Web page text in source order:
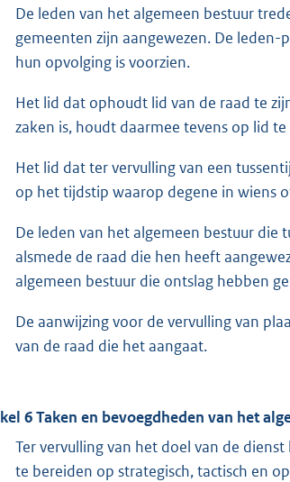
De leden van het algemeen bestuur
gemeenten zijn aangewezen. De
hun opvolging is voorzien.
Het lid dat ophoudt lid van de raad te
zaken is, houdt daarmee tevens op lid
Het lid dat ter vervulling van een
op het tijdstip waarop degene in wiens
De leden van het algemeen bestuur die
alsmede de raad die hen heeft
algemeen bestuur die ontslag hebben
De aanwijzing voor de vervulling van
van de raad die het aangaat.
6 Taken en bevoegdheden van het
Ter vervulling van het doel van de
te bereiden op strategisch, tactisch en